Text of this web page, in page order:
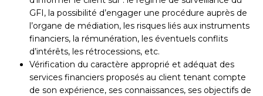
GFI, la possibilité d’engager une procédure auprès de
l’organe de médiation, les risques liés aux instruments
financiers, la rémunération, les éventuels conflits
d’intérêts, les rétrocessions, etc.
Vérification du caractère approprié et adéquat des
services financiers proposés au client tenant compte
de son expérience, ses connaissances, ses objectifs de